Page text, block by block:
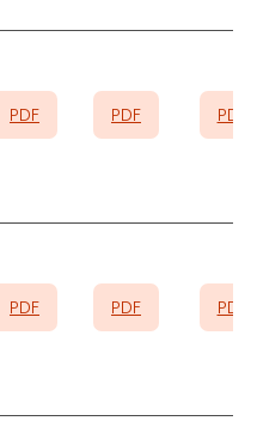
PDF PDF PDF
PDF PDF PDF